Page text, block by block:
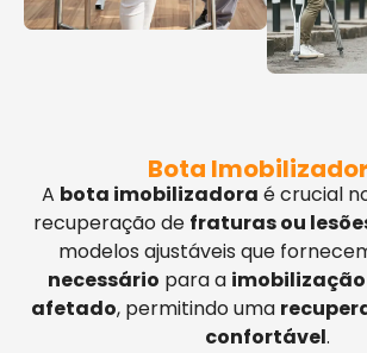
Bota
A bota imobilizadora é crucial
recuperação de fraturas ou
modelos ajustáveis que
necessário para a
afetado, permitindo uma
confortável.